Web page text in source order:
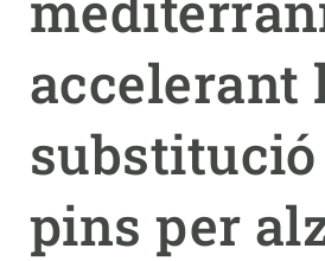
accelerant
substitució
pins per
NOTÍCIES I AGENDA